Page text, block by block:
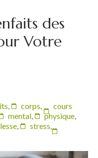
des
Votre
, corps,
cours
mental, physique,
, stress,